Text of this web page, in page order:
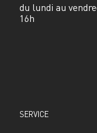
du lundi au
16h
SERVICE